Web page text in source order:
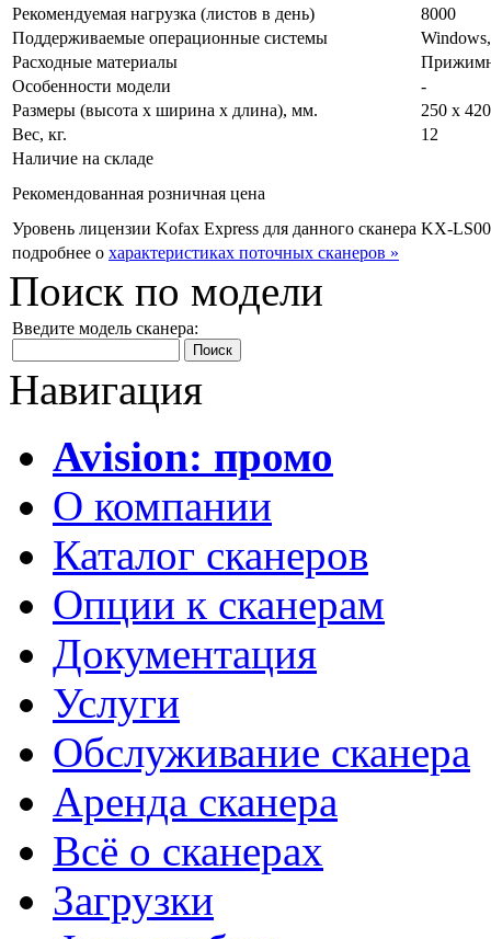
Рекомендуемая нагрузка (листов в день)
8000
Поддерживаемые операционные системы
Расходные материалы
Особенности модели
-
Размеры (высота х ширина х длина), мм.
250 х
Вес, кг.
12
Наличие на складе
Рекомендованная розничная цена
Уровень лицензии Kofax Express для данного сканера KX-
подробнее о характеристиках поточных сканеров »
Поиск по модели
Введите модель сканера:
Навигация
Avision: промо
О компании
Каталог сканеров
Опции к сканерам
Документация
Услуги
Обслуживание сканера
Аренда сканера
Всё о сканерах
Загрузки